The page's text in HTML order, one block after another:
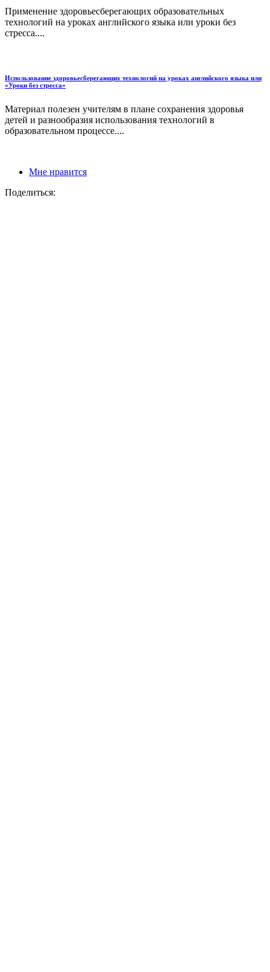
Применение здоровьесберегающих образовательных
технологий на уроках английского языка или уроки без
стресса....
Использование здоровьесберегающих технологий на уроках английского языка или
«Уроки без стресса»
Материал полезен учителям в плане сохранения здоровья
детей и разнообразия использования технологий в
образовательном процессе....
Мне нравится
Поделиться: